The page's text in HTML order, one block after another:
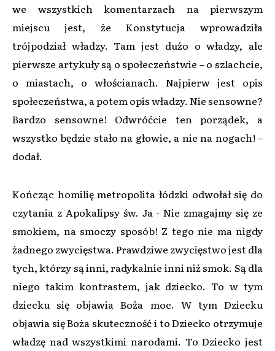
we wszystkich komentarzach na pierwszym
miejscu jest, że Konstytucja wprowadziła
trójpodział władzy. Tam jest dużo o władzy, ale
pierwsze artykuły są o społeczeństwie – o szlachcie,
o miastach, o włościanach. Najpierw jest opis
społeczeństwa, a potem opis władzy. Nie sensowne?
Bardzo sensowne! Odwróćcie ten porządek, a
wszystko będzie stało na głowie, a nie na nogach! –
dodał.
Kończąc homilię metropolita łódzki odwołał się do
czytania z Apokalipsy św. Ja - Nie zmagajmy się ze
smokiem, na smoczy sposób! Z tego nie ma nigdy
żadnego zwycięstwa. Prawdziwe zwycięstwo jest dla
tych, którzy są inni, radykalnie inni niż smok. Są dla
niego takim kontrastem, jak dziecko. To w tym
dziecku się objawia Boża moc. W tym Dziecku
objawia się Boża skuteczność i to Dziecko otrzymuje
władzę nad wszystkimi narodami. To Dziecko jest